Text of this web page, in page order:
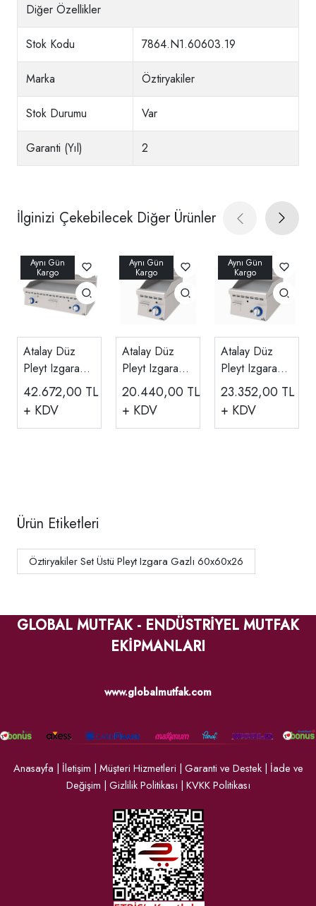
Diğer Özellikler
Stok Kodu 7864.N1.60603.19
Marka Öztiryakiler
Stok Durumu Var
Garanti (Yıl) 2
İlginizi Çekebilecek Diğer Ürünler
Atalay Düz
Pleyt Izgara
Ce Belgeli
Gazlı
100x60x30
42.672,00 TL
+ KDV
Atalay Düz
Pleyt Izgara
Ce Belgeli
Gazlı
30x60x30 Cm
20.440,00 TL
+ KDV
Atalay Düz
Pleyt Izgara
Ce Belgeli
Gazlı
40x60x30 Cm
23.352,00 TL
+ KDV
Ürün Etiketleri
Öztiryakiler Set Üstü Pleyt Izgara Gazlı 60x60x26
GLOBAL MUTFAK - ENDÜSTRİYEL MUTFAK
EKİPMANLARI
www.globalmutfak.com
Anasayfa | İletişim | Müşteri Hizmetleri | Garanti ve Destek| İade ve
Değişim | Gizlilik Politikası | KVKK Politikası